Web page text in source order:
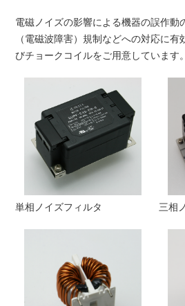
電磁ノイズの影響による機器の誤作動
（電磁波障害）規制などへの対応に有
びチョークコイルをご用意しています。
単相ノイズフィルタ 三相